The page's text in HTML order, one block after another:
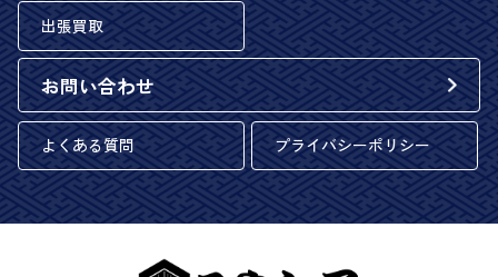
出張買取
お問い合わせ
よくある質問 プライバシーポリシー